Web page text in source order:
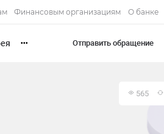
Финансовым организациям О банке
••• Отправить обращение
565